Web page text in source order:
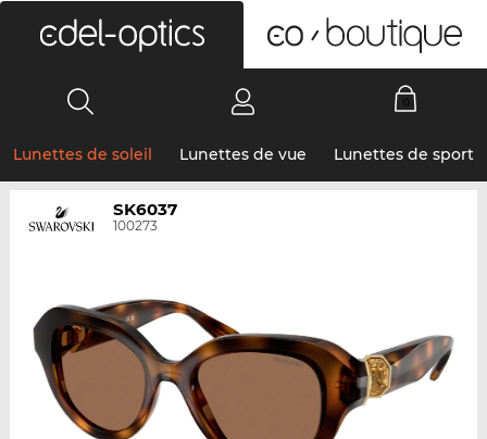
Lunettes de soleil Lunettes de vue Lunettes de sport
SK6037
100273